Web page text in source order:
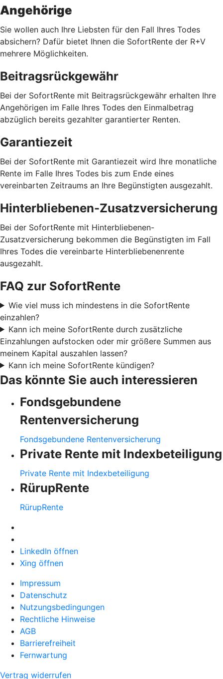
Angehörige
Sie wollen auch Ihre Liebsten für den Fall Ihres Todes
absichern? Dafür bietet Ihnen die SofortRente der R+V
mehrere Möglichkeiten.
Beitragsrückgewähr
Bei der SofortRente mit Beitragsrückgewähr erhalten Ihre
Angehörigen im Falle Ihres Todes den Einmalbetrag
abzüglich bereits gezahlter garantierter Renten.
Garantiezeit
Bei der SofortRente mit Garantiezeit wird Ihre monatliche
Rente im Falle Ihres Todes bis zum Ende eines
vereinbarten Zeitraums an Ihre Begünstigten ausgezahlt.
Hinterbliebenen-Zusatzversicherung
Bei der SofortRente mit Hinterbliebenen-
Zusatzversicherung bekommen die Begünstigten im Fall
Ihres Todes die vereinbarte Hinterbliebenenrente
ausgezahlt.
FAQ zur SofortRente
Wie viel muss ich mindestens in die SofortRente
einzahlen?
Kann ich meine SofortRente durch zusätzliche
Einzahlungen aufstocken oder mir größere Summen aus
meinem Kapital auszahlen lassen?
Kann ich meine SofortRente kündigen?
Das könnte Sie auch interessieren
Fondsgebundene
Rentenversicherung
Fondsgebundene Rentenversicherung
Private Rente mit Indexbeteiligung
Private Rente mit Indexbeteiligung
RürupRente
RürupRente
LinkedIn öffnen
Xing öffnen
Impressum
Datenschutz
Nutzungsbedingungen
Rechtliche Hinweise
AGB
Barrierefreiheit
Fernwartung
Vertrag widerrufen